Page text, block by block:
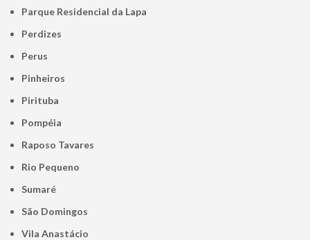
Parque Residencial da Lapa
Perdizes
Perus
Pinheiros
Pirituba
Pompéia
Raposo Tavares
Rio Pequeno
Sumaré
São Domingos
Vila Anastácio